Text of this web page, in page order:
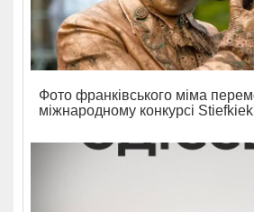
Фото франківського міма
міжнародному конкурсі